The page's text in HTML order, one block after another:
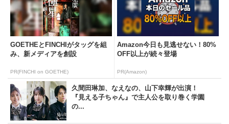
GOETHEとFINCHIがタッグを組
み、新メディアを創設
PR(FINCHI on GOETHE)
Amazon今日も見逃せない！80%
OFF以上が続々登場
PR(Amazon)
久間田琳加、なえなの、山下幸輝が出演！
『見える子ちゃん』で主人公を取り巻く学園
の...